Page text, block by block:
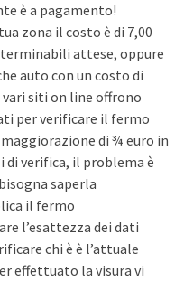
è a pagamento!
zona il costo è di 7,00
attese, oppure
auto con un costo di
vari siti on line offrono
per verificare il fermo
di ¾ euro in
verifica, il problema è
saperla
il fermo
l’esattezza dei dati
chi è è l’attuale
effettuato la visura vi